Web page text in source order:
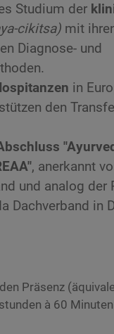
Studium der
cikitsa) mit
Diagnose- und
in
den
, anerkannt
und analog der
Dachverband in
Präsenz
à 60 Minuten